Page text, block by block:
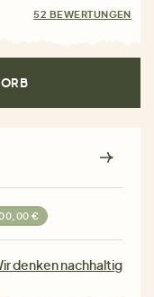
52 BEWERTUNGEN
€
denken nachhaltig